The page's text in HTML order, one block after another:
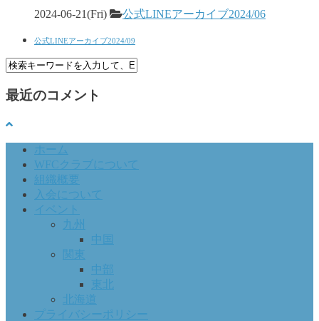
2024-06-21(Fri) 公式LINEアーカイブ2024/06
公式LINEアーカイブ2024/09
最近のコメント
ホーム
WFCクラブについて
組織概要
入会について
イベント
九州
中国
関東
中部
東北
北海道
プライバシーポリシー